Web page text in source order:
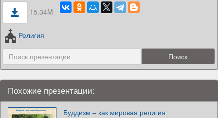
15.34M
Религия
Похожие презентации:
Буддизм – как мировая религия